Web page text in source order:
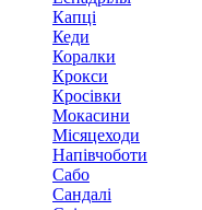
Капці
Кеди
Коралки
Крокси
Кросівки
Мокасини
Місяцеходи
Напівчоботи
Сабо
Сандалі